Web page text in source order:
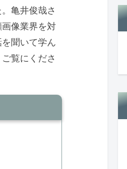
亀井俊哉さ
像業界を対
聞いて学ん
覧にくださ